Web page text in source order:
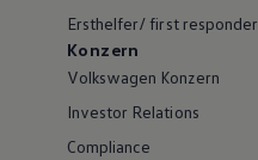
Ersthelfer/ first responder
Konzern
Volkswagen Konzern
Investor Relations
Compliance